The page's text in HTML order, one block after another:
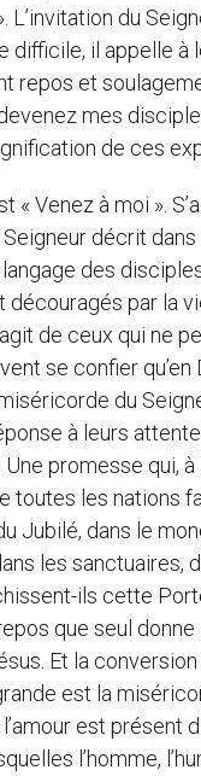
L’invitation du
difficile, il appelle
repos et
mes
de ces
« Venez à moi ».
décrit
langage des
découragés par la
de ceux qui ne
se confier
du
à leurs
promesse qui,
toutes les nations
Jubilé, dans le
les sanctuaires,
ils cette
que seul
Et la
est la
est
l’homme,